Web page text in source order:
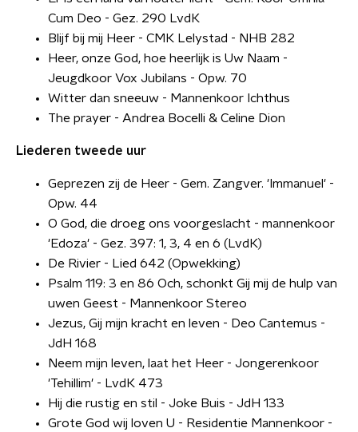
Cum Deo - Gez. 290 LvdK
Blijf bij mij Heer - CMK Lelystad - NHB 282
Heer, onze God, hoe heerlijk is Uw Naam -
Jeugdkoor Vox Jubilans - Opw. 70
Witter dan sneeuw - Mannenkoor Ichthus
The prayer - Andrea Bocelli & Celine Dion
Liederen tweede uur
Geprezen zij de Heer - Gem. Zangver. 'Immanuel' -
Opw. 44
O God, die droeg ons voorgeslacht - mannenkoor
'Edoza' - Gez. 397: 1, 3, 4 en 6 (LvdK)
De Rivier - Lied 642 (Opwekking)
Psalm 119: 3 en 86 Och, schonkt Gij mij de hulp van
uwen Geest - Mannenkoor Stereo
Jezus, Gij mijn kracht en leven - Deo Cantemus -
JdH 168
Neem mijn leven, laat het Heer - Jongerenkoor
'Tehillim' - LvdK 473
Hij die rustig en stil - Joke Buis - JdH 133
Grote God wij loven U - Residentie Mannenkoor -